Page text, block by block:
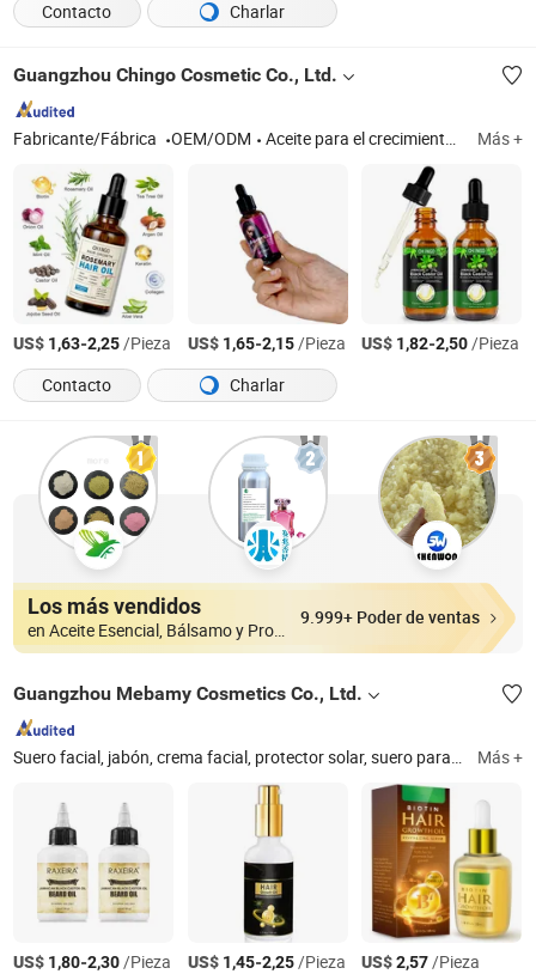
Contacto
Charlar
Guangzhou Chingo Cosmetic Co., Ltd.
Fabricante/Fábrica OEM/ODM Aceite para el crecimiento del cabello, champú para el crecimiento del cabello, spray para el crecimiento del cabello, polvo para el crecimiento del cabello, mascarilla facial, crema facial, suero facial, loción para manos, loción corporal, limpiador facial Más +
US$ 1,63-2,25/Pieza US$ 1,65-2,15/Pieza US$ 1,82-2,50/Pieza
Contacto
Charlar
Los más vendidos
en Aceite Esencial, Bálsamo y Productos Químicos Finos
9.999+ Poder de ventas
Guangzhou Mebamy Cosmetics Co., Ltd.
Suero facial, jabón, crema facial, protector solar, suero para el crecimiento de pestañas, blanqueamiento dental, mascarilla facial, limpiador facial, aceite esencial, serie de cuidado capilar Más +
US$ 1,80-2,30/Pieza US$ 1,45-2,25/Pieza US$2,57/Pieza